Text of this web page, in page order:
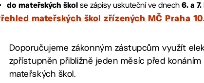
do mateřských školse zápisy uskuteční ve dnech6. a
mateřských škol zřízených MČ Praha 10.
Doporučujeme zákonným zástupcům využít
zpřístupněn přibližně jeden měsíc před
mateřských škol.